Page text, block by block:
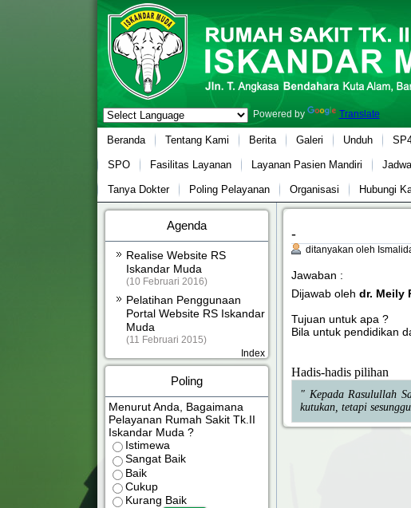
Powered by Translate
Beranda Tentang Kami Berita Galeri Unduh
SPO Fasilitas Layanan Layanan Pasien Mandiri
Tanya Dokter Poling Pelayanan Organisasi Hubungi
Agenda
Realise Website RS
Iskandar Muda
(10 Februari 2016)
Pelatihan Penggunaan
Portal Website RS Iskandar
Muda
(11 Februari 2015)
Index
Poling
Menurut Anda, Bagaimana
Pelayanan Rumah Sakit Tk.II
Iskandar Muda ?
Istimewa
Sangat Baik
Baik
Cukup
Kurang Baik
-
ditanyakan oleh
Jawaban :
Dijawab oleh dr. Meily
Tujuan untuk apa ?
Bila untuk pendidikan
Hadis-hadis pilihan
" Kepada Rasulullah
kutukan, tetapi